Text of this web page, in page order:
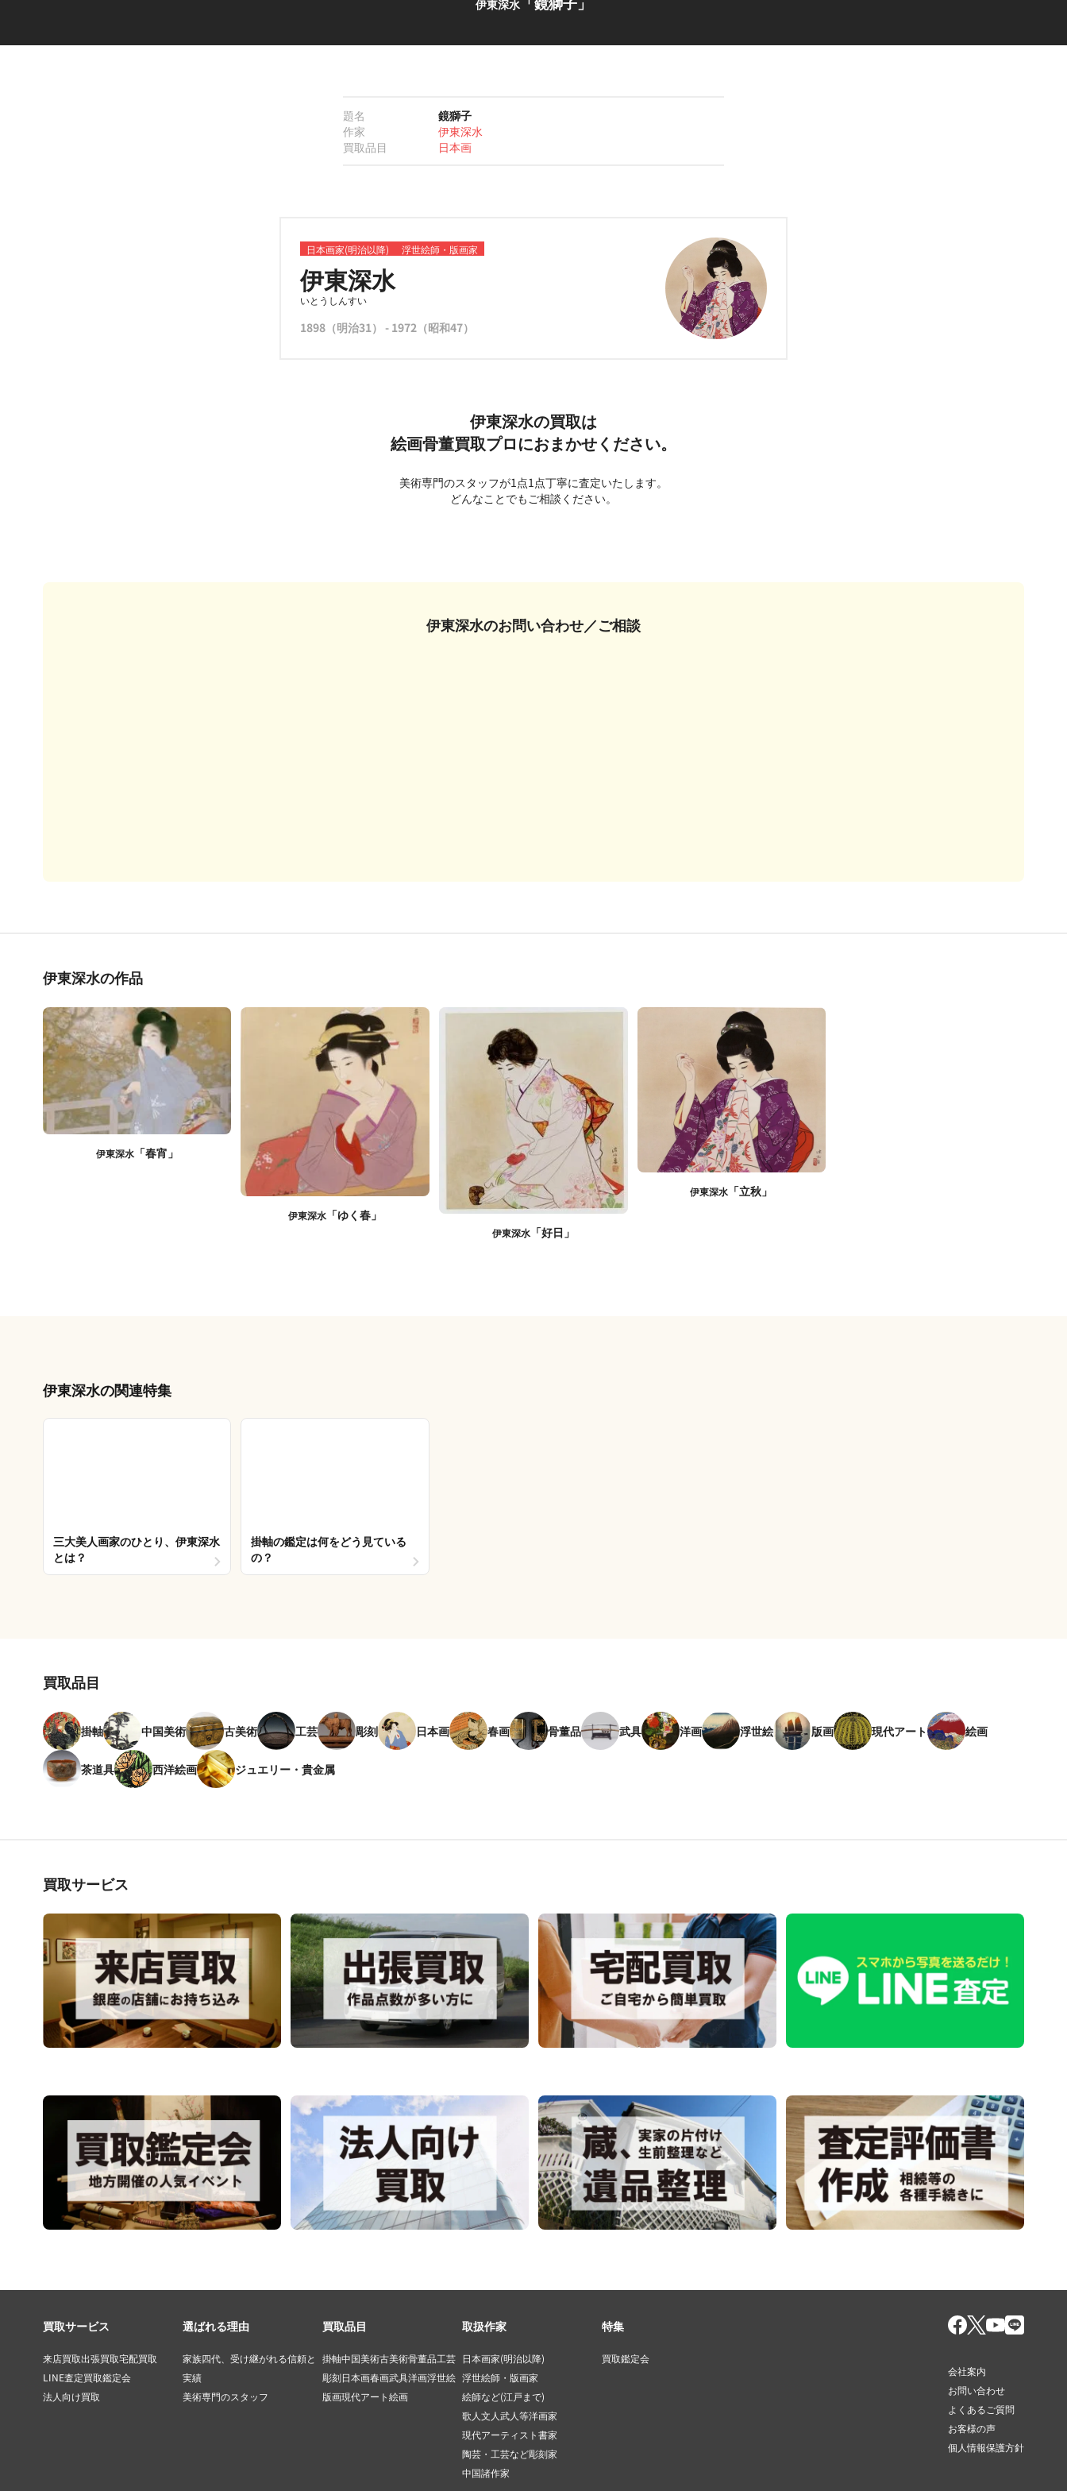
伊東深水
題名
鏡獅子
作家
伊東深水
買取品目
日本画
日本画家(明治以降) 浮世絵師・版画家
伊東深水
いとうしんすい
1898（明治31） - 1972（昭和47）
伊東深水の買取は
絵画骨董買取プロにおまかせください。
美術専門のスタッフが1点1点丁寧に査定いたします。
どんなことでもご相談ください。
伊東深水のお問い合わせ／ご相談
伊東深水の作品
伊東深水「春宵」
伊東深水 「ゆく春」
伊東深水「好日」
伊東深水 「立秋」
伊東深水の関連特集
三大美人画家のひとり、伊東深水
とは？
掛軸の鑑定は何をどう見ている
の？
買取品目
掛軸 中国美術 古美術 工芸 彫刻 日本画 春画 骨董品 武具 洋画 浮世絵 版画 現代アート 絵画
茶道具 西洋絵画 ジュエリー・貴金属
買取サービス
買取サービス
来店買取出張買取宅配買取
LINE査定買取鑑定会
法人向け買取
選ばれる理由
家族四代、受け継がれる信頼と
実績
美術専門のスタッフ
買取品目
掛軸中国美術古美術骨董品工芸
彫刻日本画春画武具洋画浮世絵
版画現代アート絵画
取扱作家
日本画家(明治以降)
浮世絵師・版画家
絵師など(江戸まで)
歌人文人武人等洋画家
現代アーティスト書家
陶芸・工芸など彫刻家
中国諸作家
特集
買取鑑定会
会社案内
お問い合わせ
よくあるご質問
お客様の声
個人情報保護方針